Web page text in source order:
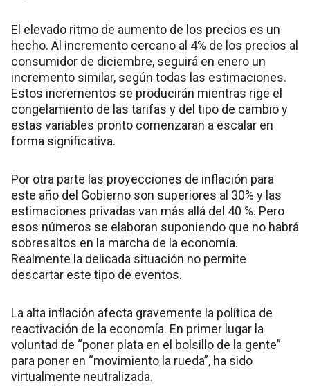
El elevado ritmo de aumento de los precios es un
hecho. Al incremento cercano al 4% de los precios al
consumidor de diciembre, seguirá en enero un
incremento similar, según todas las estimaciones.
Estos incrementos se producirán mientras rige el
congelamiento de las tarifas y del tipo de cambio y
estas variables pronto comenzaran a escalar en
forma significativa.
Por otra parte las proyecciones de inflación para
este año del Gobierno son superiores al 30% y las
estimaciones privadas van más allá del 40 %. Pero
esos números se elaboran suponiendo que no habrá
sobresaltos en la marcha de la economía.
Realmente la delicada situación no permite
descartar este tipo de eventos.
La alta inflación afecta gravemente la política de
reactivación de la economía. En primer lugar la
voluntad de “poner plata en el bolsillo de la gente”
para poner en “movimiento la rueda”, ha sido
virtualmente neutralizada.